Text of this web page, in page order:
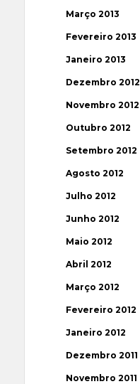
Março 2013
Fevereiro 2013
Janeiro 2013
Dezembro 2012
Novembro 2012
Outubro 2012
Setembro 2012
Agosto 2012
Julho 2012
Junho 2012
Maio 2012
Abril 2012
Março 2012
Fevereiro 2012
Janeiro 2012
Dezembro 2011
Novembro 2011